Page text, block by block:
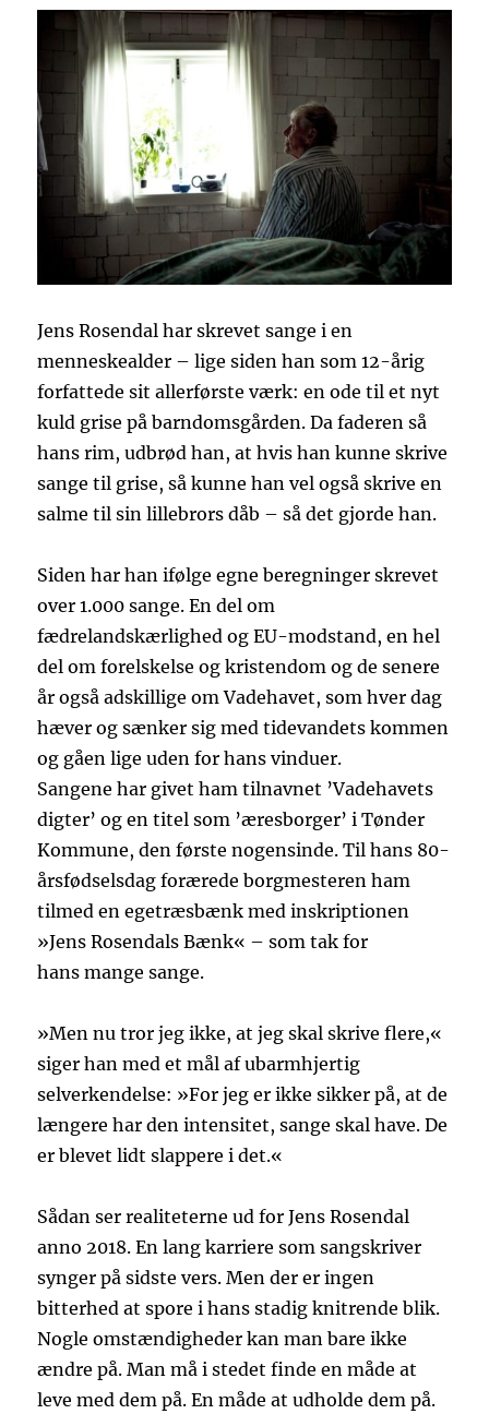
Jens Rosendal har skrevet sange i en
menneskealder – lige siden han som 12-årig
forfattede sit allerførste værk: en ode til et nyt
kuld grise på barndomsgården. Da faderen så
hans rim, udbrød han, at hvis han kunne skrive
sange til grise, så kunne han vel også skrive en
salme til sin lillebrors dåb – så det gjorde han.
Siden har han ifølge egne beregninger skrevet
over 1.000 sange. En del om
fædrelandskærlighed og EU-modstand, en hel
del om forelskelse og kristendom og de senere
år også adskillige om Vadehavet, som hver dag
hæver og sænker sig med tidevandets kommen
og gåen lige uden for hans vinduer.
Sangene har givet ham tilnavnet ’Vadehavets
digter’ og en titel som ’æresborger’ i Tønder
Kommune, den første nogensinde. Til hans 80-
årsfødselsdag forærede borgmesteren ham
tilmed en egetræsbænk med inskriptionen
»Jens Rosendals Bænk« – som tak for
hans mange sange.
»Men nu tror jeg ikke, at jeg skal skrive flere,«
siger han med et mål af ubarmhjertig
selverkendelse: »For jeg er ikke sikker på, at de
længere har den intensitet, sange skal have. De
er blevet lidt slappere i det.«
Sådan ser realiteterne ud for Jens Rosendal
anno 2018. En lang karriere som sangskriver
synger på sidste vers. Men der er ingen
bitterhed at spore i hans stadig knitrende blik.
Nogle omstændigheder kan man bare ikke
ændre på. Man må i stedet finde en måde at
leve med dem på. En måde at udholde dem på.